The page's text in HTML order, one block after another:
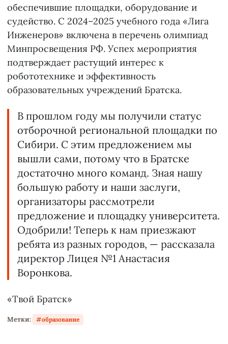
обеспечившие площадки, оборудование и
судейство. С 2024–2025 учебного года «Лига
Инженеров» включена в перечень олимпиад
Минпросвещения РФ. Успех мероприятия
подтверждает растущий интерес к
робототехнике и эффективность
образовательных учреждений Братска.
В прошлом году мы получили статус
отборочной региональной площадки по
Сибири. С этим предложением мы
вышли сами, потому что в Братске
достаточно много команд. Зная нашу
большую работу и наши заслуги,
организаторы рассмотрели
предложение и площадку университета.
Одобрили! Теперь к нам приезжают
ребята из разных городов, — рассказала
директор Лицея №1 Анастасия
Воронкова.
«Твой Братск»
Метки: образование